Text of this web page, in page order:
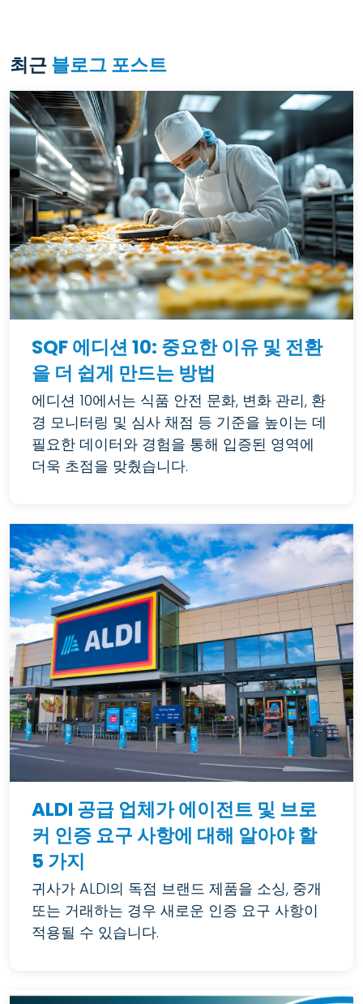
최근블로그 포스트
SQF 에디션 10: 중요한 이유 및 전환
을 더 쉽게 만드는 방법
에디션 10에서는 식품 안전 문화, 변화 관리, 환
경 모니터링 및 심사 채점 등 기준을 높이는 데
필요한 데이터와 경험을 통해 입증된 영역에
더욱 초점을 맞췄습니다.
ALDI 공급 업체가 에이전트 및 브로
커 인증 요구 사항에 대해 알아야 할
5 가지
귀사가 ALDI의 독점 브랜드 제품을 소싱, 중개
또는 거래하는 경우 새로운 인증 요구 사항이
적용될 수 있습니다.